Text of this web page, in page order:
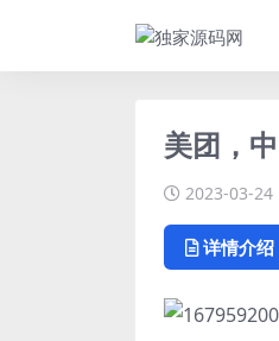
美团，
2023-03-24
详情介绍